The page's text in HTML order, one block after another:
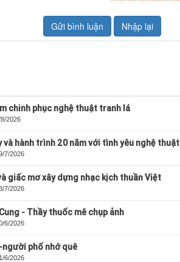
chinh phục nghệ thuật tranh lá
2026
và hành trình 20 năm với tình yêu nghệ thuật
7/2026
giấc mơ xây dựng nhạc kịch thuần Việt
7/2026
- Thầy thuốc mê chụp ảnh
6/2026
phố nhớ quê
6/2026